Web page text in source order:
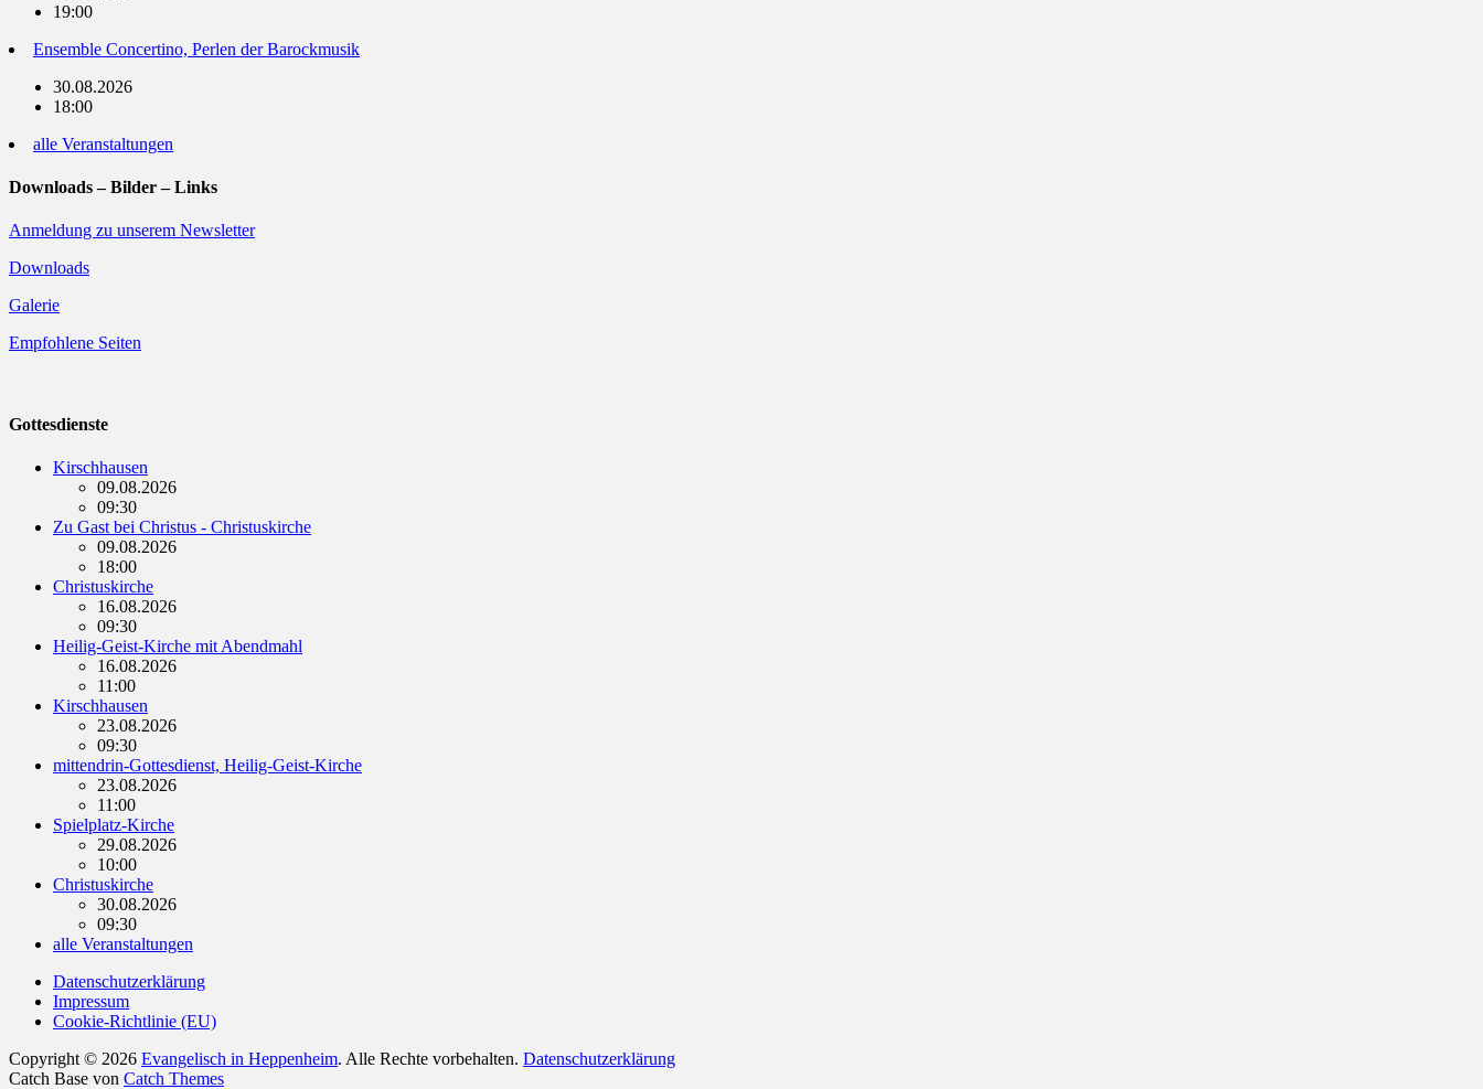
19:00
Ensemble Concertino, Perlen der Barockmusik
30.08.2026
18:00
alle Veranstaltungen
Downloads – Bilder – Links
Anmeldung zu unserem Newsletter
Downloads
Galerie
Empfohlene Seiten
Gottesdienste
Kirschhausen
09.08.2026
09:30
Zu Gast bei Christus - Christuskirche
09.08.2026
18:00
Christuskirche
16.08.2026
09:30
Heilig-Geist-Kirche mit Abendmahl
16.08.2026
11:00
Kirschhausen
23.08.2026
09:30
mittendrin-Gottesdienst, Heilig-Geist-Kirche
23.08.2026
11:00
Spielplatz-Kirche
29.08.2026
10:00
Christuskirche
30.08.2026
09:30
alle Veranstaltungen
Datenschutzerklärung
Impressum
Cookie-Richtlinie (EU)
Copyright © 2026 Evangelisch in Heppenheim. Alle Rechte vorbehalten. Datenschutzerklärung
Catch Base von Catch Themes